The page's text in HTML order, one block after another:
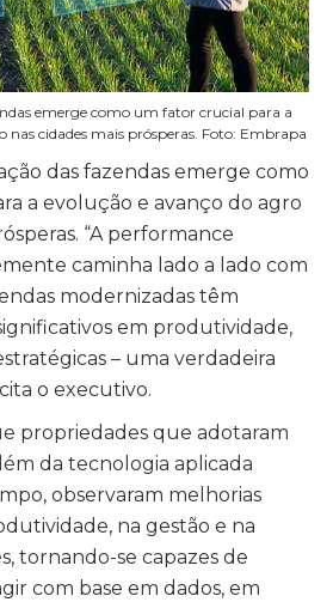
emerge como um fator crucial para a
nas cidades mais prósperas. Foto: Embrapa
das fazendas emerge como
a evolução e avanço do agro
“A performance
caminha lado a lado com
modernizadas têm
em produtividade,
– uma verdadeira
o executivo.
propriedades que adotaram
da tecnologia aplicada
observaram melhorias
na gestão e na
tornando-se capazes de
com base em dados, em